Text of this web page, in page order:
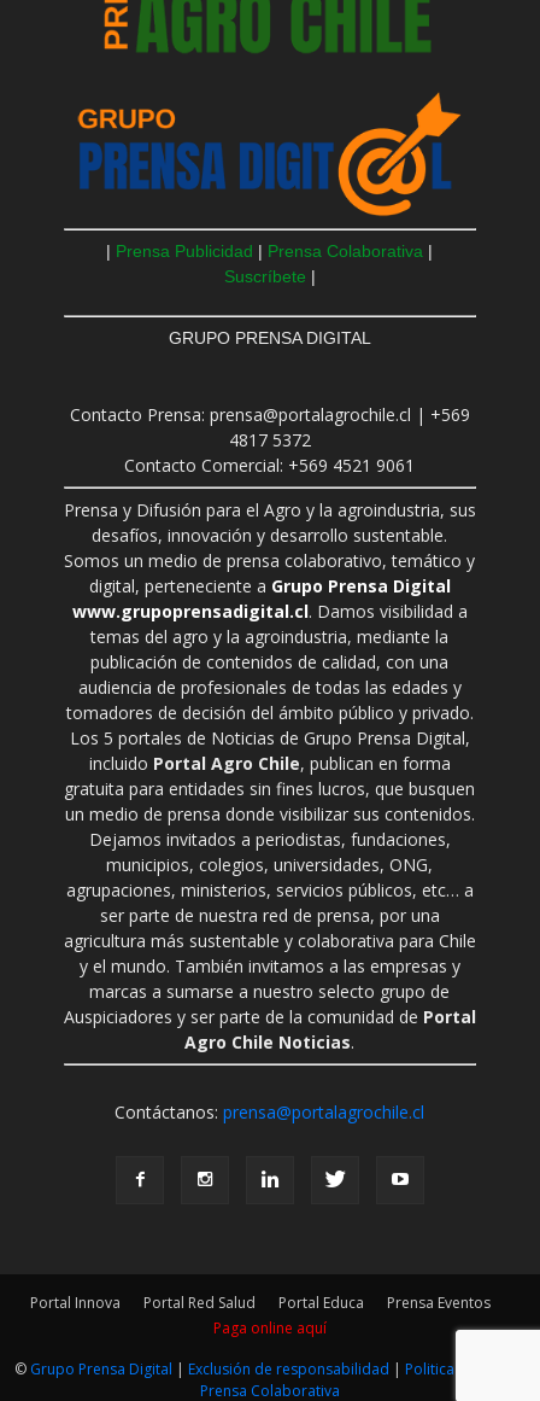
| Prensa Publicidad | Prensa Colaborativa |
Suscríbete |
GRUPO PRENSA DIGITAL
Contacto Prensa: prensa@portalagrochile.cl | +569
4817 5372
Contacto Comercial: +569 4521 9061
Prensa y Difusión para el Agro y la agroindustria, sus
desafíos, innovación y desarrollo sustentable.
Somos un medio de prensa colaborativo, temático y
digital, perteneciente a Grupo Prensa Digital
www.grupoprensadigital.cl. Damos visibilidad a
temas del agro y la agroindustria, mediante la
publicación de contenidos de calidad, con una
audiencia de profesionales de todas las edades y
tomadores de decisión del ámbito público y privado.
Los 5 portales de Noticias de Grupo Prensa Digital,
incluido Portal Agro Chile, publican en forma
gratuita para entidades sin fines lucros, que busquen
un medio de prensa donde visibilizar sus contenidos.
Dejamos invitados a periodistas, fundaciones,
municipios, colegios, universidades, ONG,
agrupaciones, ministerios, servicios públicos, etc… a
ser parte de nuestra red de prensa, por una
agricultura más sustentable y colaborativa para Chile
y el mundo. También invitamos a las empresas y
marcas a sumarse a nuestro selecto grupo de
Auspiciadores y ser parte de la comunidad de Portal
Agro Chile Noticias.
Contáctanos:prensa@portalagrochile.cl
Portal Innova Portal Red Salud Portal Educa
Prensa Eventos
Paga online aquí
© Grupo Prensa Digital | Exclusión de responsabilidad | Politica Editorial
Prensa Colaborativa